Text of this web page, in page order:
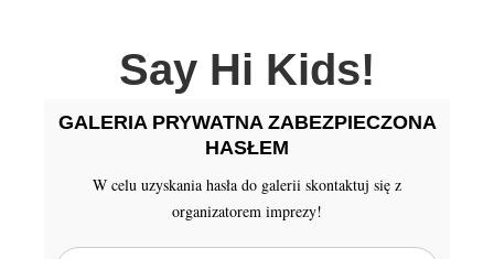
Say Hi Kids!
GALERIA PRYWATNA ZABEZPIECZONA
HASŁEM
W celu uzyskania hasła do galerii skontaktuj się z
organizatorem imprezy!